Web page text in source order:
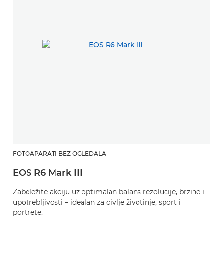
FOTOAPARATI BEZ OGLEDALA
EOS R6 Mark III
Zabeležite akciju uz optimalan balans rezolucije, brzine i
upotrebljivosti – idealan za divlje životinje, sport i
portrete.